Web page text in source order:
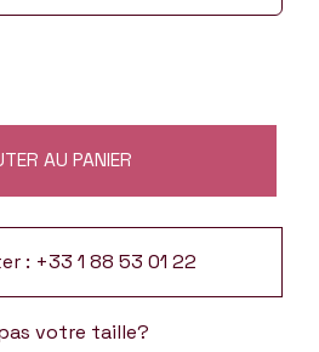
AU PANIER
: +33 1 88 53 01 22
votre taille?